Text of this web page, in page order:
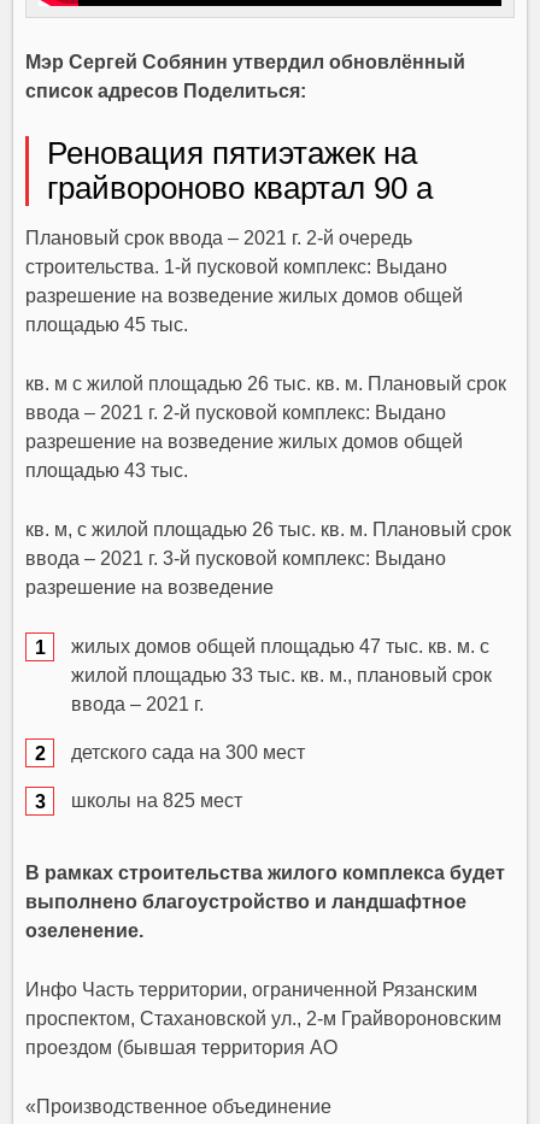
Мэр Сергей Собянин утвердил обновлённый
список адресов Поделиться:
Реновация пятиэтажек на
грайвороново квартал 90 а
Плановый срок ввода – 2021 г. 2-й очередь
строительства. 1-й пусковой комплекс: Выдано
разрешение на возведение жилых домов общей
площадью 45 тыс.
кв. м с жилой площадью 26 тыс. кв. м. Плановый срок
ввода – 2021 г. 2-й пусковой комплекс: Выдано
разрешение на возведение жилых домов общей
площадью 43 тыс.
кв. м, с жилой площадью 26 тыс. кв. м. Плановый срок
ввода – 2021 г. 3-й пусковой комплекс: Выдано
разрешение на возведение
жилых домов общей площадью 47 тыс. кв. м. с
жилой площадью 33 тыс. кв. м., плановый срок
ввода – 2021 г.
детского сада на 300 мест
школы на 825 мест
В рамках строительства жилого комплекса будет
выполнено благоустройство и ландшафтное
озеленение.
Инфо Часть территории, ограниченной Рязанским
проспектом, Стахановской ул., 2-м Грайвороновским
проездом (бывшая территория АО
«Производственное объединение